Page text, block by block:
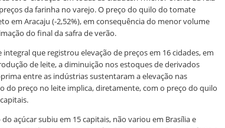
da farinha no varejo.O preço do quilo do tomate
em Aracaju (-2,52%), em consequência do menor volume
do final da safra de verão.
que registrou elevação de preços em 16 cidades, em
de leite, a diminuição nos estoques de derivados
entre as indústrias sustentaram a elevação nas
do preço no leite implica, diretamente, com o preço do quilo
açúcar subiu em 15 capitais, não variou em Brasília e